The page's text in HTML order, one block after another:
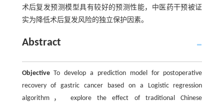
术后复发预测模型具有较好的预测性能，中医药干预被证
实为降低术后复发风险的独立保护因素。
Abstract
ObjectiveTo develop a prediction model for postoperative
recovery of gastric cancer based on a Logistic regression
algorithm， explore the effect of traditional Chinese